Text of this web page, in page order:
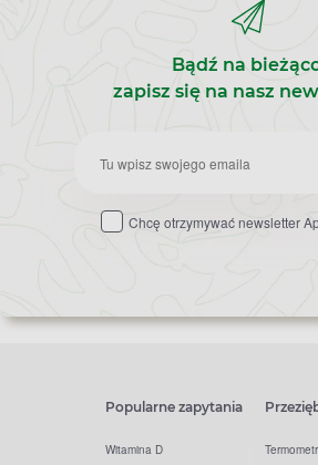
Bądź na
zapisz się na nasz
Zapisz
do
Chcę otrzymywać newsletter
Popularne zapytania
Witamina D